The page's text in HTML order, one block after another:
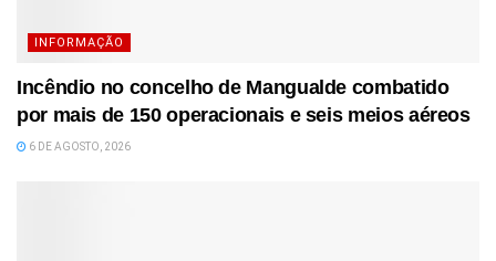
INFORMAÇÃO
Incêndio no concelho de Mangualde combatido
por mais de 150 operacionais e seis meios aéreos
6 DE AGOSTO, 2026